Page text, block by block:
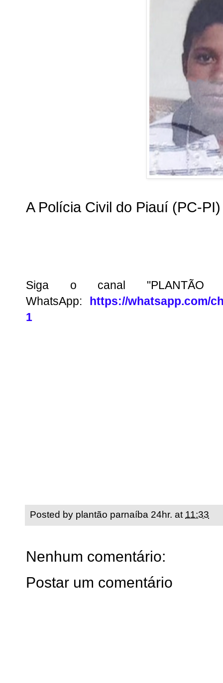
A Polícia Civil do Piauí (PC-
Siga o canal "PLANTÃO
WhatsApp:
https://whatsapp.com/
1
Posted by plantão parnaíba 24hr. at 11:33
Nenhum comentário:
Postar um comentário